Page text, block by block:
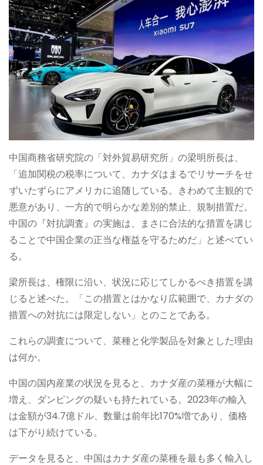
中国商務省研究院の「対外貿易研究所」の梁明所長は、
「追加関税の税率について、カナダはまるでリサーチをせ
ずいたずらにアメリカに追随している。きわめて主観的で
悪意があり、一方的で明らかな差別的禁止、規制措置だ。
中国の『対抗調査』の実施は、まさに合法的な措置を講じ
ることで中国企業の正当な権益を守るためだ」と述べてい
る。
梁所長は、権限に沿い、状況に応じてしかるべき措置を講
じると述べた。「この措置とはかなり広範囲で、カナダの
措置への対抗には限定しない」とのことである。
これらの調査について、菜種と化学製品を対象とした理由
は何か。
中国の国内産業の状況を見ると、カナダ産の菜種が大幅に
増え、ダンピングの疑いも持たれている。2023年の輸入
は金額が34.7億ドル、数量は前年比170%増であり、価格
は下がり続けている。
データを見ると、中国はカナダ産の菜種を最も多く輸入し